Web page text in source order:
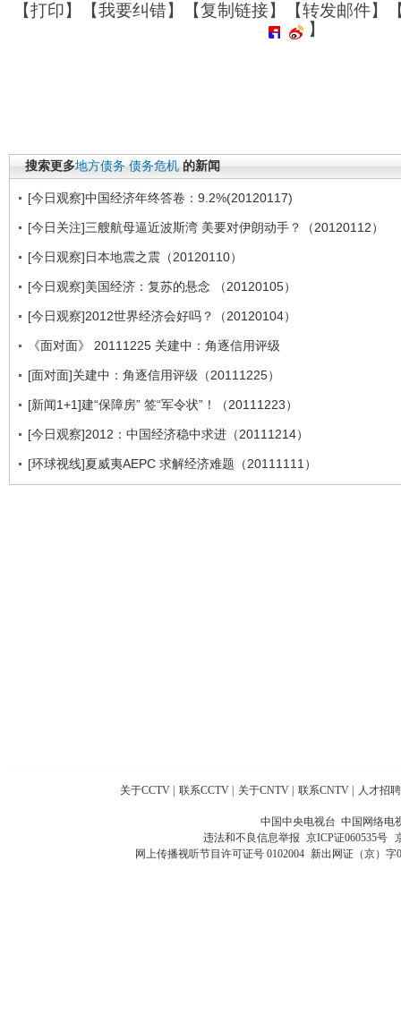
【打印】【我要纠错】【复制链接】【转发邮件】
】
搜索更多地方债务 债务危机 的新闻
[今日观察]中国经济年终答卷：9.2%(20120117)
[今日关注]三艘航母逼近波斯湾 美要对伊朗动手？（20120112）
[今日观察]日本地震之震（20120110）
[今日观察]美国经济：复苏的悬念 （20120105）
[今日观察]2012世界经济会好吗？（20120104）
《面对面》 20111225 关建中：角逐信用评级
[面对面]关建中：角逐信用评级（20111225）
[新闻1+1]建“保障房” 签“军令状”！（20111223）
[今日观察]2012：中国经济稳中求进（20111214）
[环球视线]夏威夷AEPC 求解经济难题（20111111）
关于CCTV 联系CCTV 关于CNTV 联系CNTV 人才招聘
中国中央电视台 中国网络电
违法和不良信息举报 京ICP证060535号
网上传播视听节目许可证号 0102004 新出网证（京）